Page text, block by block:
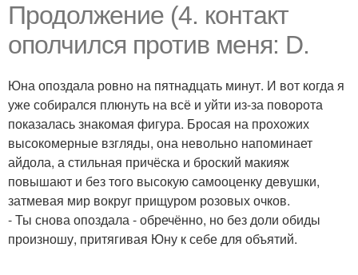
Продолжение (4. контакт
ополчился против меня: D.
Юна опоздала ровно на пятнадцать минут. И вот когда я
уже собирался плюнуть на всё и уйти из-за поворота
показалась знакомая фигура. Бросая на прохожих
высокомерные взгляды, она невольно напоминает
айдола, а стильная причёска и броский макияж
повышают и без того высокую самооценку девушки,
затмевая мир вокруг прищуром розовых очков.
- Ты снова опоздала - обречённо, но без доли обиды
произношу, притягивая Юну к себе для объятий.